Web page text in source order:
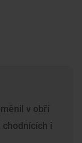
v obří
i